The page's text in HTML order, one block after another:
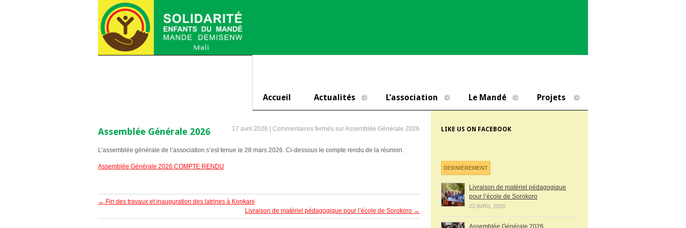
Accueil Actualités L’association Le Mandé Projets
17 avril 2026 | Commentaires fermés sur Assemblée Générale 2026
Assemblée Générale 2026
L’assemblée générale de l’association s’est tenue le 28 mars 2026. Ci-dessous le compte rendu de la réunion.
Assemblée Générale 2026 COMPTE RENDU
← Fin des travaux et inauguration des latrines à Konkani
Livraison de matériel pédagogique pour l’école de Sorokoro →
LIKE US ON FACEBOOK
DERNIÈREMENT
Livraison de matériel pédagogique
pour l’école de Sorokoro
22 AVRIL 2026
Assemblée Générale 2026